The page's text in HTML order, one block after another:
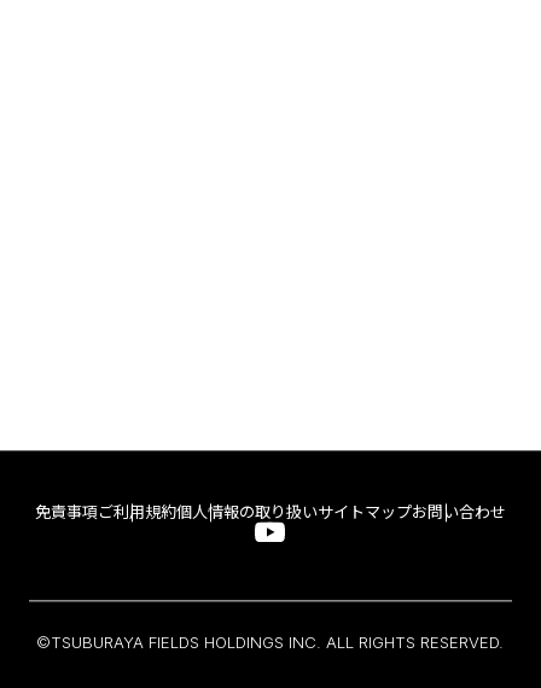
免責事項 ご利用規約個人情報の取り扱いサイトマップお問い合わせ
©TSUBURAYA FIELDS HOLDINGS INC. ALL RIGHTS RESERVED.